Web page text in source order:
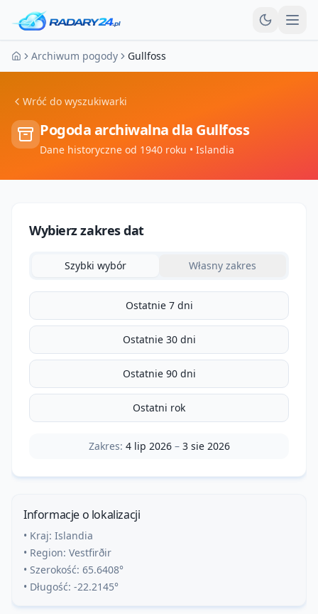
Strona główna
Archiwum pogody Gullfoss
Wróć do wyszukiwarki
Pogoda archiwalna dla Gullfoss
Dane historyczne od 1940 roku • Islandia
Wybierz zakres dat
Szybki wybór Własny zakres
Ostatnie 7 dni
Ostatnie 30 dni
Ostatnie 90 dni
Ostatni rok
Zakres: 4 lip 2026– 3 sie 2026
Informacje o lokalizacji
• Kraj: Islandia
• Region: Vestfirðir
• Szerokość: 65.6408°
• Długość: -22.2145°